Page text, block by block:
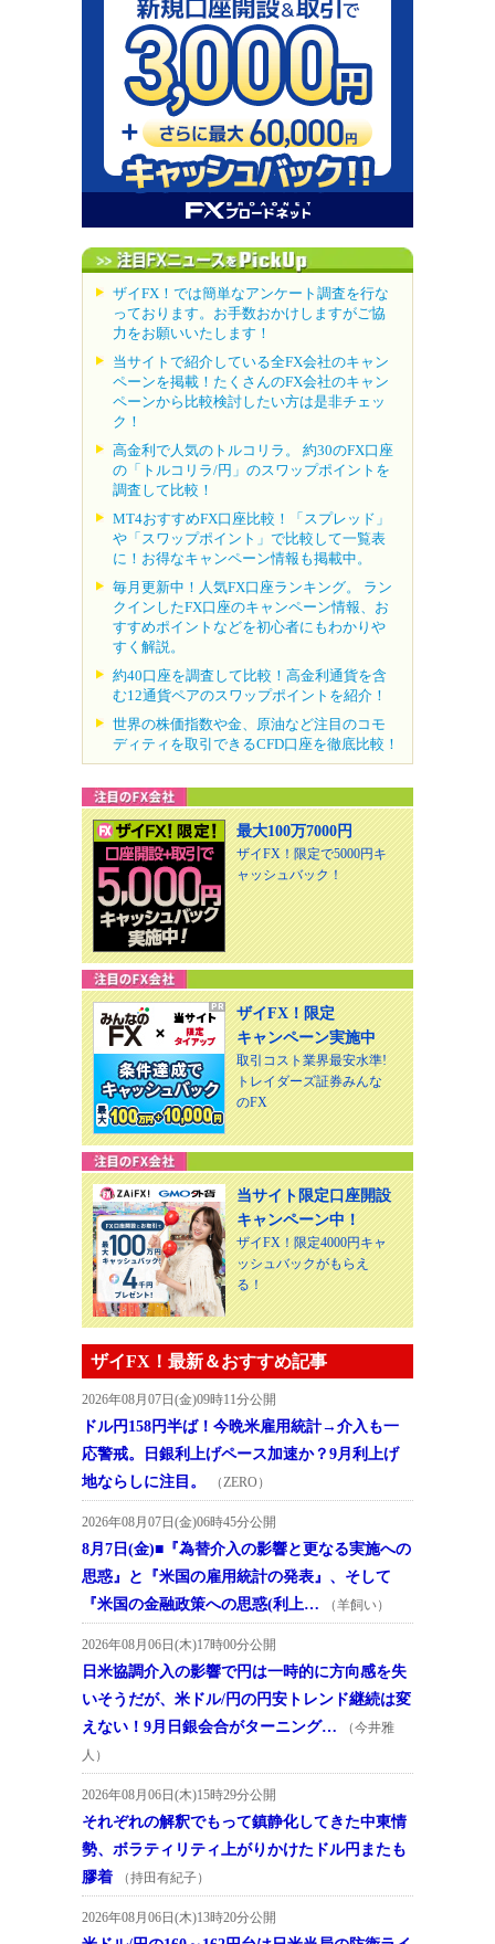
ザイFX！では簡単なアンケート調査を行な
っております。お手数おかけしますがご協
力をお願いいたします！
当サイトで紹介している全FX会社のキャン
ペーンを掲載！たくさんのFX会社のキャン
ペーンから比較検討したい方は是非チェッ
ク！
高金利で人気のトルコリラ。 約30のFX口座
の「トルコリラ/円」のスワップポイントを
調査して比較！
MT4おすすめFX口座比較！「スプレッド」
や「スワップポイント」で比較して一覧表
に！お得なキャンペーン情報も掲載中。
毎月更新中！人気FX口座ランキング。 ラン
クインしたFX口座のキャンペーン情報、お
すすめポイントなどを初心者にもわかりや
すく解説。
約40口座を調査して比較！高金利通貨を含
む12通貨ペアのスワップポイントを紹介！
世界の株価指数や金、原油など注目のコモ
ディティを取引できるCFD口座を徹底比較！
最大100万7000円
ザイFX！限定で5000円キ
ャッシュバック！
ザイFX！限定
キャンペーン実施中
取引コスト業界最安水準!
トレイダーズ証券みんな
のFX
当サイト限定口座開設
キャンペーン中！
ザイFX！限定4000円キャ
ッシュバックがもらえ
る！
ザイFX！最新＆おすすめ記事
2026年08月07日(金)09時11分公開
ドル円158円半ば！今晩米雇用統計→介入も一
応警戒。日銀利上げペース加速か？9月利上げ
地ならしに注目。
（ZERO）
2026年08月07日(金)06時45分公開
8月7日(金)■『為替介入の影響と更なる実施への
思惑』と『米国の雇用統計の発表』、そして
『米国の金融政策への思惑(利上…
（羊飼い）
2026年08月06日(木)17時00分公開
日米協調介入の影響で円は一時的に方向感を失
いそうだが、米ドル/円の円安トレンド継続は変
えない！9月日銀会合がターニング…
（今井雅
人）
2026年08月06日(木)15時29分公開
それぞれの解釈でもって鎮静化してきた中東情
勢、ボラティリティ上がりかけたドル円またも
膠着
（持田有紀子）
2026年08月06日(木)13時20分公開